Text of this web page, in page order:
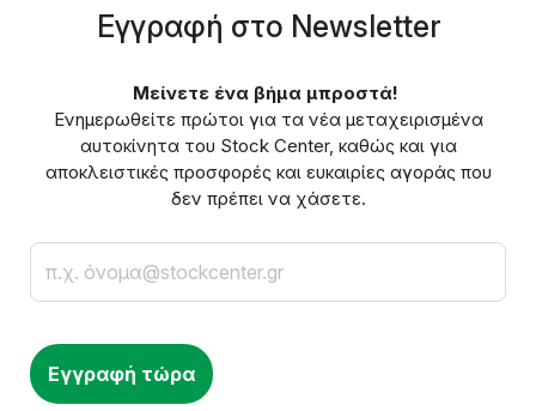
Eγγραφή στο Νewsletter
Μείνετε ένα βήμα μπροστά!
Ενημερωθείτε πρώτοι για τα νέα μεταχειρισμένα
αυτοκίνητα του Stock Center, καθώς και για
αποκλειστικές προσφορές και ευκαιρίες αγοράς που
δεν πρέπει να χάσετε.